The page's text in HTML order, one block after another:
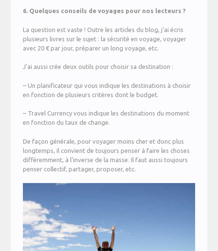
6. Quelques conseils de voyages pour nos lecteurs ?
La question est vaste ! Outre les articles du blog, j’ai écris
plusieurs livres sur le sujet : la sécurité en voyage, voyager
avec 20 € par jour, préparer un long voyage, etc.
J’ai aussi crée deux outils pour choisir sa destination :
– Un planificateur qui vous indique les destinations à choisir
en fonction de plusieurs critères dont le budget.
– Travel Currency vous indique les destinations du moment
en fonction du taux de change.
De façon générale, pour voyager moins cher et donc plus
longtemps, il convient de toujours penser à faire les choses
différemment, à l’inverse de la masse. Il faut aussi toujours
penser collectif, partager, proposer, etc.